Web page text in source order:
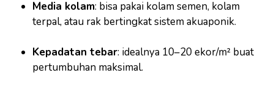
Media kolam: bisa pakai kolam semen, kolam
terpal, atau rak bertingkat sistem akuaponik.
Kepadatan tebar: idealnya 10–20 ekor/m² buat
pertumbuhan maksimal.